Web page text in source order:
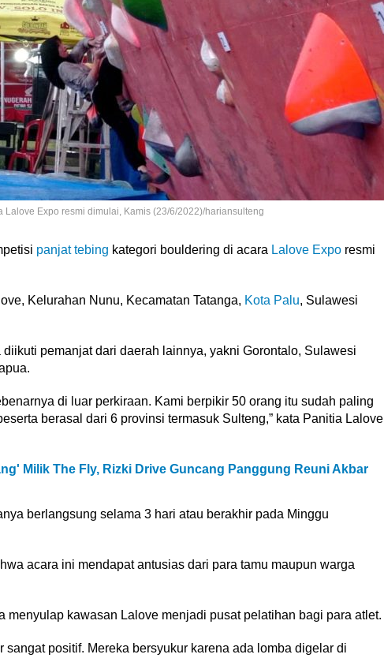
Expo resmi dimulai, Kamis (23/6/2022)/hariansulteng
panjat tebing kategori bouldering di acara Lalove Exporesmi
Kelurahan Nunu, Kecamatan Tatanga, Kota Palu, Sulawesi
pemanjat dari daerah lainnya, yakni Gorontalo, Sulawesi
di luar perkiraan. Kami berpikir 50 orang itu sudah paling
berasal dari 6 provinsi termasuk Sulteng,” kata Panitia Lalove
Milik The Fly, Rizki Drive Guncang Panggung Reuni Akbar
berlangsung selama 3 hari atau berakhir pada Minggu
acara ini mendapat antusias dari para tamu maupun warga
menyulap kawasan Lalove menjadi pusat pelatihan bagi para atlet.
sangat positif. Mereka bersyukur karena ada lomba digelar di